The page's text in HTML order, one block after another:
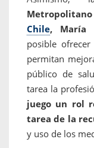
Chile, María
posible
permitan
público de
tarea la
juego un rol
tarea de la
y uso de los